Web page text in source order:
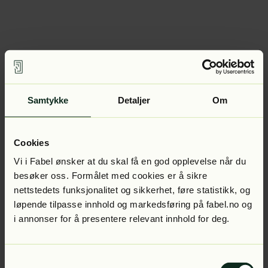
Samtykke Detaljer Om
Cookies
Vi i Fabel ønsker at du skal få en god opplevelse når du
besøker oss. Formålet med cookies er å sikre
nettstedets funksjonalitet og sikkerhet, føre statistikk, og
løpende tilpasse innhold og markedsføring på fabel.no og
i annonser for å presentere relevant innhold for deg.